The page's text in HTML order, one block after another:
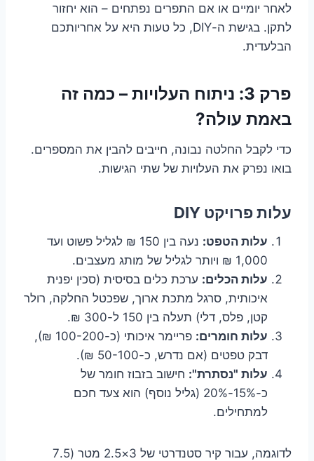
לאחר יומיים או אם התפרים נפתחים – הוא יחזור
לתקן. בגישת ה-DIY, כל טעות היא על אחריותכם
הבלעדית.
פרק 3: ניתוח העלויות – כמה זה
באמת עולה?
כדי לקבל החלטה נבונה, חייבים להבין את המספרים.
בואו נפרק את העלויות של שתי הגישות.
עלות פרויקט DIY
עלות הטפט:
נעה בין 150 ₪ לגליל פשוט ועד
1,000 ₪ ויותר לגליל של מותג מעצבים.
עלות הכלים: ערכת כלים בסיסית (סכין יפנית
איכותית, סרגל מתכת ארוך, שפכטל החלקה, רולר
קטן, פלס, דלי) תעלה בין 150 ל-300 ₪.
עלות חומרים:
פריימר איכותי (כ-100-200 ₪),
דבק טפטים (אם נדרש, כ-50-100 ₪).
עלות "נסתרת": חישוב בזבוז חומר של
כ-15%-20% (גליל נוסף) הוא צעד חכם
למתחילים.
לדוגמה, עבור קיר סטנדרטי של 3×2.5 מטר (7.5